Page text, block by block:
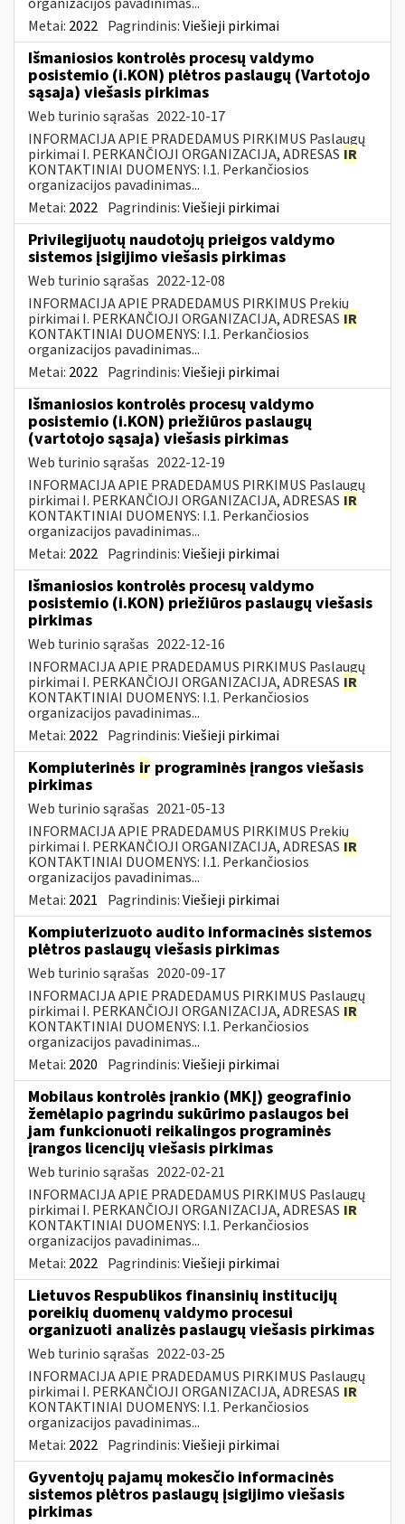
Metai: 2022 Pagrindinis:Viešieji pirkimai
Išmaniosios kontrolės procesų valdymo
posistemio (i.KON) plėtros paslaugų (Vartotojo
sąsaja) viešasis pirkimas
Web turinio sąrašas 2022-10-17
INFORMACIJA APIE PRADEDAMUS PIRKIMUS Paslaugų
pirkimai I. PERKANČIOJI ORGANIZACIJA, ADRESAS IR
KONTAKTINIAI DUOMENYS: I.1. Perkančiosios
organizacijos pavadinimas...
Metai: 2022 Pagrindinis:Viešieji pirkimai
Privilegijuotų naudotojų prieigos valdymo
sistemos įsigijimo viešasis pirkimas
Web turinio sąrašas 2022-12-08
INFORMACIJA APIE PRADEDAMUS PIRKIMUS Prekių
pirkimai I. PERKANČIOJI ORGANIZACIJA, ADRESAS IR
KONTAKTINIAI DUOMENYS: I.1. Perkančiosios
organizacijos pavadinimas...
Metai: 2022 Pagrindinis:Viešieji pirkimai
Išmaniosios kontrolės procesų valdymo
posistemio (i.KON) priežiūros paslaugų
(vartotojo sąsaja) viešasis pirkimas
Web turinio sąrašas 2022-12-19
INFORMACIJA APIE PRADEDAMUS PIRKIMUS Paslaugų
pirkimai I. PERKANČIOJI ORGANIZACIJA, ADRESAS IR
KONTAKTINIAI DUOMENYS: I.1. Perkančiosios
organizacijos pavadinimas...
Metai: 2022 Pagrindinis:Viešieji pirkimai
Išmaniosios kontrolės procesų valdymo
posistemio (i.KON) priežiūros paslaugų viešasis
pirkimas
Web turinio sąrašas 2022-12-16
INFORMACIJA APIE PRADEDAMUS PIRKIMUS Paslaugų
pirkimai I. PERKANČIOJI ORGANIZACIJA, ADRESAS IR
KONTAKTINIAI DUOMENYS: I.1. Perkančiosios
organizacijos pavadinimas...
Metai: 2022 Pagrindinis:Viešieji pirkimai
Kompiuterinės ir programinės įrangos viešasis
pirkimas
Web turinio sąrašas 2021-05-13
INFORMACIJA APIE PRADEDAMUS PIRKIMUS Prekių
pirkimai I. PERKANČIOJI ORGANIZACIJA, ADRESAS IR
KONTAKTINIAI DUOMENYS: I.1. Perkančiosios
organizacijos pavadinimas...
Metai: 2021 Pagrindinis:Viešieji pirkimai
Kompiuterizuoto audito informacinės sistemos
plėtros paslaugų viešasis pirkimas
Web turinio sąrašas 2020-09-17
INFORMACIJA APIE PRADEDAMUS PIRKIMUS Paslaugų
pirkimai I. PERKANČIOJI ORGANIZACIJA, ADRESAS IR
KONTAKTINIAI DUOMENYS: I.1. Perkančiosios
organizacijos pavadinimas...
Metai: 2020 Pagrindinis:Viešieji pirkimai
Mobilaus kontrolės įrankio (MKĮ) geografinio
žemėlapio pagrindu sukūrimo paslaugos bei
jam funkcionuoti reikalingos programinės
įrangos licencijų viešasis pirkimas
Web turinio sąrašas 2022-02-21
INFORMACIJA APIE PRADEDAMUS PIRKIMUS Paslaugų
pirkimai I. PERKANČIOJI ORGANIZACIJA, ADRESAS IR
KONTAKTINIAI DUOMENYS: I.1. Perkančiosios
organizacijos pavadinimas...
Metai: 2022 Pagrindinis:Viešieji pirkimai
Lietuvos Respublikos finansinių institucijų
poreikių duomenų valdymo procesui
organizuoti analizės paslaugų viešasis pirkimas
Web turinio sąrašas 2022-03-25
INFORMACIJA APIE PRADEDAMUS PIRKIMUS Paslaugų
pirkimai I. PERKANČIOJI ORGANIZACIJA, ADRESAS IR
KONTAKTINIAI DUOMENYS: I.1. Perkančiosios
organizacijos pavadinimas...
Metai: 2022 Pagrindinis:Viešieji pirkimai
Gyventojų pajamų mokesčio informacinės
sistemos plėtros paslaugų įsigijimo viešasis
pirkimas